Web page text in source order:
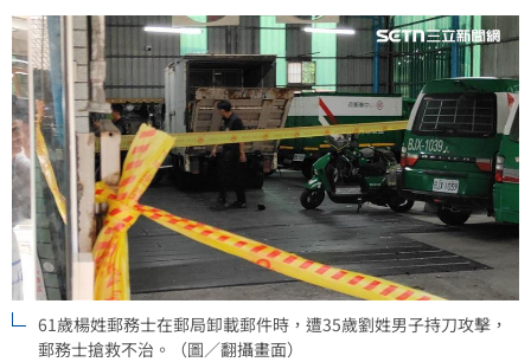
61歲楊姓郵務士在郵局卸載郵件時，遭35歲劉姓男子持刀攻擊，
郵務士搶救不治。（圖／翻攝畫面）